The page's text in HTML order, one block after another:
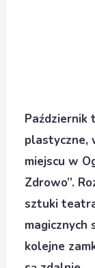
Październik
plastyczne,
miejscu w
Zdrowo”.
sztuki
magicznych
kolejne